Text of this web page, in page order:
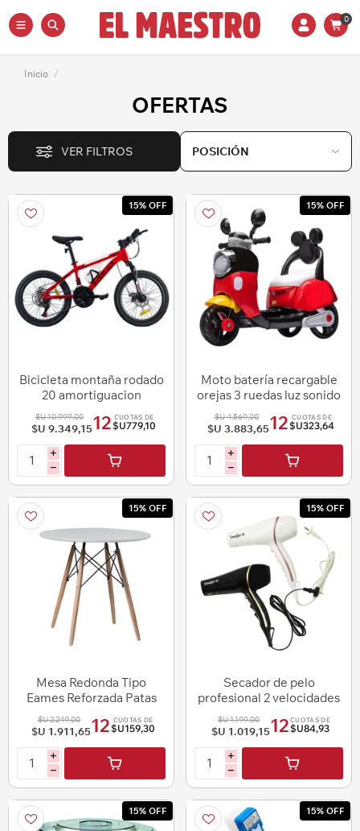
0
Inicio /
OFERTAS
VER FILTROS
15% OFF
Bicicleta montaña rodado
20 amortiguacion
delantera lo ideal
$U 10.999,00
$U 9.349,1512 CUOTAS DE
$U779,10
i
h
15% OFF
Moto batería recargable
orejas 3 ruedas luz sonido
$U 4.569,00
$U 3.883,6512 CUOTAS DE
$U323,64
i
h
15% OFF
Mesa Redonda Tipo
Eames Reforzada Patas
Madera
$U 2.249,00
$U 1.911,6512 CUOTAS DE
$U159,30
i
h
15% OFF
Secador de pelo
profesional 2 velocidades
2000 w sonifer
$U 1.199,00
$U 1.019,1512 CUOTAS DE
$U84,93
i
h
15% OFF 15% OFF